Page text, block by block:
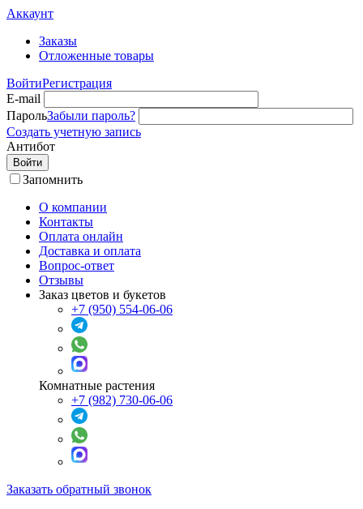
Аккаунт
Заказы
Отложенные товары
ВойтиРегистрация
E-mail
ПарольЗабыли пароль?
Создать учетную запись
Антибот
Войти
Запомнить
О компании
Контакты
Оплата онлайн
Доставка и оплата
Вопрос-ответ
Отзывы
Заказ цветов и букетов
+7 (950) 554-06-06
Комнатные растения
+7 (982) 730-06-06
Заказать обратный звонок